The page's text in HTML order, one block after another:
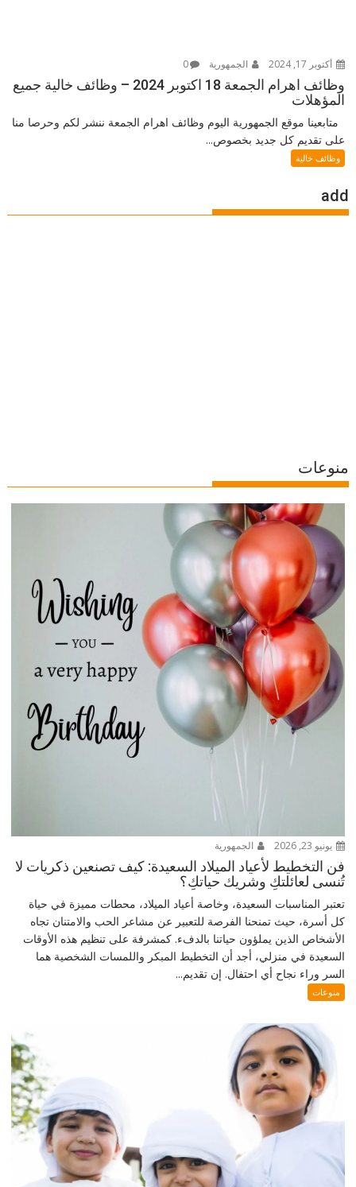
أكتوبر 17, 2024 الجمهورية 0
وظائف اهرام الجمعة 18 اكتوبر 2024 – وظائف خالية جميع
المؤهلات
متابعينا موقع الجمهورية اليوم وظائف اهرام الجمعة ننشر لكم وحرصا منا
على تقديم كل جديد بخصوص...
وظائف خالية
add
منوعات
يونيو 23, 2026 الجمهورية
فن التخطيط لأعياد الميلاد السعيدة: كيف تصنعين ذكريات لا
تُنسى لعائلتكِ وشريك حياتكِ؟
تعتبر المناسبات السعيدة، وخاصة أعياد الميلاد، محطات مميزة في حياة
كل أسرة، حيث تمنحنا الفرصة للتعبير عن مشاعر الحب والامتنان تجاه
الأشخاص الذين يملؤون حياتنا بالدفء. كمشرفة على تنظيم هذه الأوقات
السعيدة في منزلي، أجد أن التخطيط المبكر واللمسات الشخصية هما
السر وراء نجاح أي احتفال. إن تقديم...
منوعات